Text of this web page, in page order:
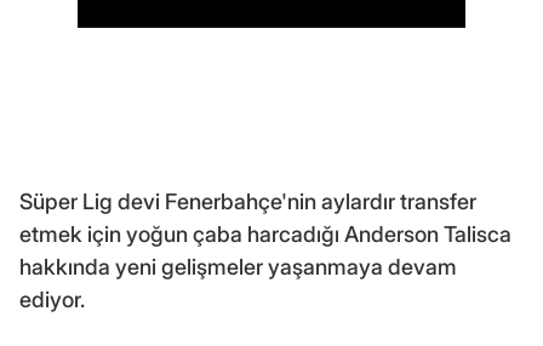
Süper Lig devi Fenerbahçe'nin aylardır transfer
etmek için yoğun çaba harcadığı Anderson Talisca
hakkında yeni gelişmeler yaşanmaya devam
ediyor.